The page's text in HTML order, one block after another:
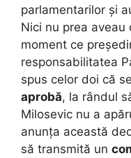
parlamentarilor și
Nici nu prea
moment ce
responsabilitatea
spus celor doi că
aprobă, la rândul
Milosevic nu a
anunța această
să transmită un